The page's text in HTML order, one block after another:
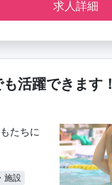
求人詳細
活躍できます！
たちに
施設